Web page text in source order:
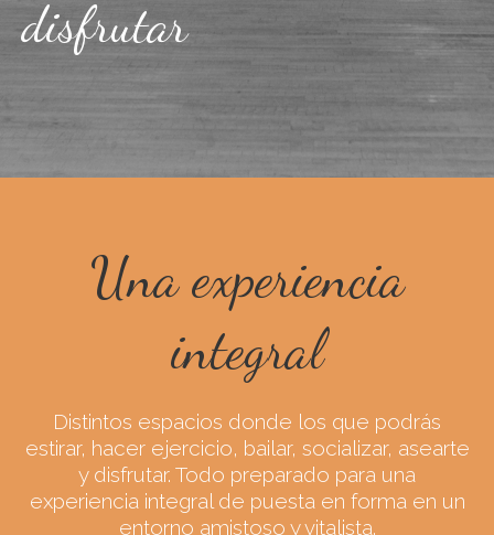
disfrutar
Una experiencia
integral
Distintos espacios donde los que podrás
estirar, hacer ejercicio, bailar, socializar, asearte
y disfrutar. Todo preparado para una
experiencia integral de puesta en forma en un
entorno amistoso y vitalista.